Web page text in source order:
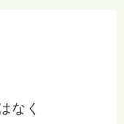
なく